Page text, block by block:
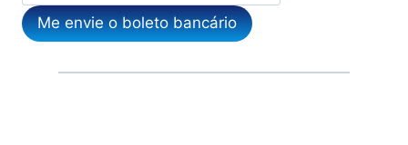
Me envie o boleto bancário